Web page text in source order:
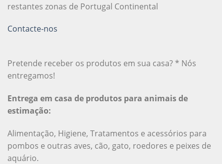
restantes zonas de Portugal Continental
Contacte-nos
Pretende receber os produtos em sua casa? * Nós
entregamos!
Entrega em casa de produtos para animais de
estimação:
Alimentação, Higiene, Tratamentos e acessórios para
pombos e outras aves, cão, gato, roedores e peixes de
aquário.